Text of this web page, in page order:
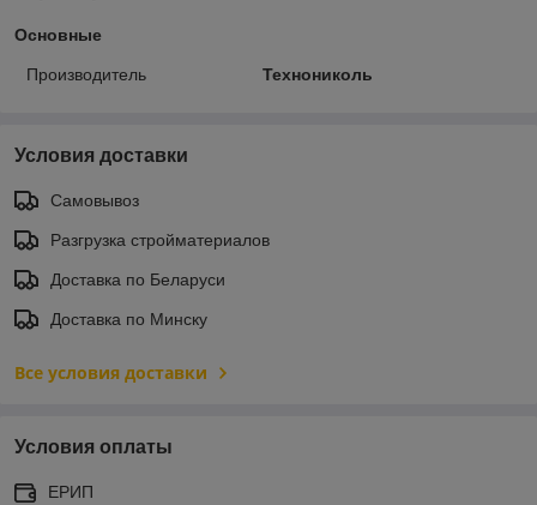
Основные
Производитель Технониколь
Условия доставки
Самовывоз
Разгрузка стройматериалов
Доставка по Беларуси
Доставка по Минску
Все условия доставки
Условия оплаты
ЕРИП